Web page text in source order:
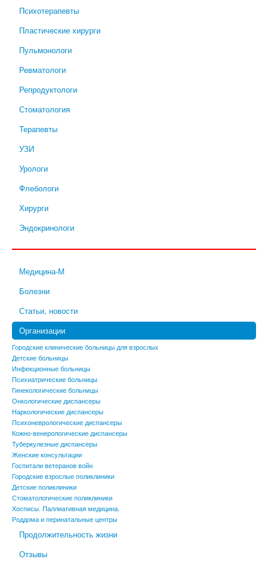
Психотерапевты
Пластические хирурги
Пульмонологи
Ревматологи
Репродуктологи
Стоматология
Терапевты
УЗИ
Урологи
Флебологи
Хирурги
Эндокринологи
Медицина-М
Болезни
Статьи, новости
Организации
Городские клинические больницы для взрослых
Детские больницы
Инфекционные больницы
Психиатрические больницы
Гинекологические больницы
Онкологические диспансеры
Наркологические диспансеры
Психоневрологические диспансеры
Кожно-венерологические диспансеры
Туберкулезные диспансеры
Женские консультации
Госпитали ветеранов войн
Городские взрослые поликлиники
Детские поликлиники
Стоматологические поликлиники
Хосписы. Паллиативная медицина.
Роддома и перинатальные центры
Продолжительность жизни
Отзывы